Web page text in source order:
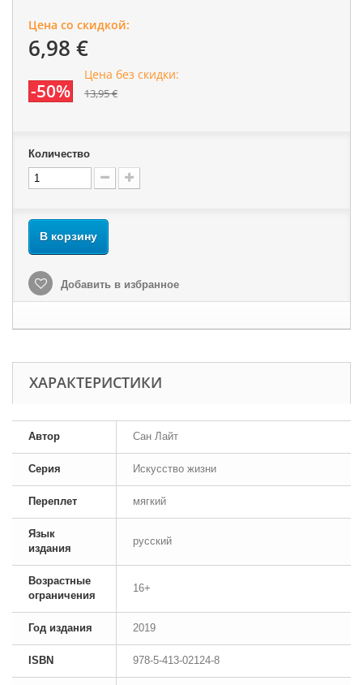
Цена со скидкой:
6,98 €
-50%
Цена без скидки:
13,95 €
Количество
В корзину
Добавить в избранное
ХАРАКТЕРИСТИКИ
Автор Сан Лайт
Серия Искусство жизни
Переплет мягкий
Язык
издания
русский
Возрастные
ограничения
16+
Год издания 2019
ISBN 978-5-413-02124-8